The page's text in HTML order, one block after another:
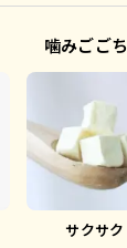
噛みごごち
サクサク